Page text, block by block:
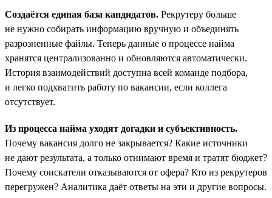
Создаётся единая база кандидатов. Рекрутеру больше
не нужно собирать информацию вручную и объединять
разрозненные файлы. Теперь данные о процессе найма
хранятся централизованно и обновляются автоматически.
История взаимодействий доступна всей команде подбора,
и легко подхватить работу по вакансии, если коллега
отсутствует.
Из процесса найма уходят догадки и субъективность.
Почему вакансия долго не закрывается? Какие источники
не дают результата, а только отнимают время и тратят бюджет?
Почему соискатели отказываются от офера? Кто из рекрутеров
перегружен? Аналитика даёт ответы на эти и другие вопросы.